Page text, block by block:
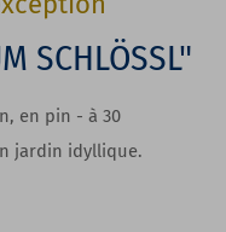
SCHLÖSSL"
en pin - à 30
jardin idyllique.